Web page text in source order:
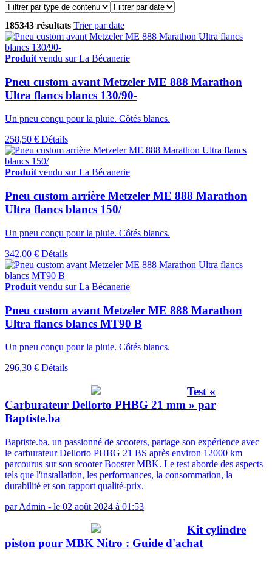
185343 résultats Trier par date
Produit vendu sur La Bécanerie
Pneu custom avant Metzeler ME 888 Marathon
Ultra flancs blancs 130/90-
Un pneu conçu pour la pluie. Côtés blancs.
258,50 € Détails
Produitvendu sur La Bécanerie
Pneu custom arrière Metzeler ME 888 Marathon
Ultra flancs blancs 150/
Un pneu conçu pour la pluie. Côtés blancs.
342,00 € Détails
Produit vendu sur La Bécanerie
Pneu custom avant Metzeler ME 888 Marathon
Ultra flancs blancs MT90 B
Un pneu conçu pour la pluie. Côtés blancs.
296,30 € Détails
Test «
Carburateur Dellorto PHBG 21 mm » par
Baptiste.ba
Baptiste.ba, un passionné de scooters, partage son expérience avec
le carburateur Dellorto PHBG 21 BS après environ 12000 km
parcourus sur son scooter Booster MBK. Le test aborde des aspects
tels que l'installation, les performances, la consommation, la
durabilité et son rapport qualité-prix.
parAdmin - le 02 août 2024 à 01:53
Kit cylindre
piston pour MBK Nitro : Guide d'achat